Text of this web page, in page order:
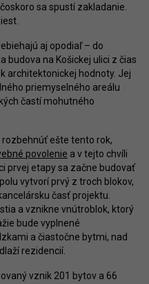
sa spustí zakladanie.
aj opodiaľ – do
na Košickej ulici z čias
architektonickej hodnoty. Jej
priemyselného areálu
častí mohutného
rozbehnúť ešte tento rok,
povolenie a v tejto chvíli
prvej etapy sa začne budovať
vytvorí prvý z troch blokov,
časť projektu.
a vznikne vnútroblok, ktorý
bude vyplnené
a čiastočne bytmi, nad
rezidencií.
vznik 201 bytov a 66